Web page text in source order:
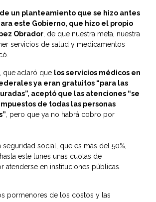
un planteamiento que se hizo antes
este Gobierno, que hizo el propio
Obrador , de que nuestra meta, nuestra
servicios de salud y medicamentos
que aclaró que los servicios médicos en
ya eran gratuitos “para las
aceptó que las atenciones “se
de todas las personas
, pero que ya no habrá cobro por
seguridad social, que es más del 50%,
este lunes unas cuotas de
atenderse en instituciones públicas.
pormenores de los costos y las